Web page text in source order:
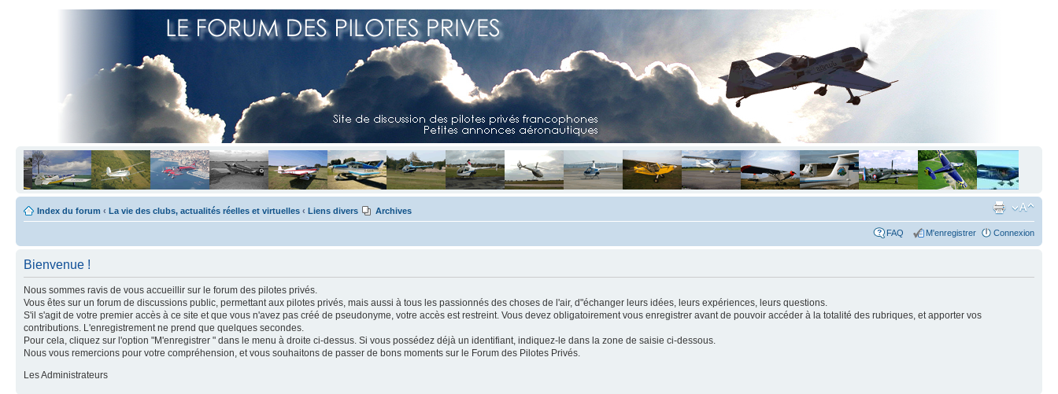
Index du forum ‹ La vie des clubs, actualités réelles et virtuelles ‹ Liens divers Archives
FAQ M'enregistrer Connexion
Bienvenue !
Nous sommes ravis de vous accueillir sur le forum des pilotes privés.
Vous êtes sur un forum de discussions public, permettant aux pilotes privés, mais aussi à tous les passionnés des choses de l'air, d"échanger leurs idées, leurs expériences, leurs questions.
S'il s'agit de votre premier accès à ce site et que vous n'avez pas créé de pseudonyme, votre accès est restreint. Vous devez obligatoirement vous enregistrer avant de pouvoir accéder à la totalité des rubriques, et apporter vos
contributions. L'enregistrement ne prend que quelques secondes.
Pour cela, cliquez sur l'option "M'enregistrer " dans le menu à droite ci-dessus. Si vous possédez déjà un identifiant, indiquez-le dans la zone de saisie ci-dessous.
Nous vous remercions pour votre compréhension, et vous souhaitons de passer de bons moments sur le Forum des Pilotes Privés.
Les Administrateurs